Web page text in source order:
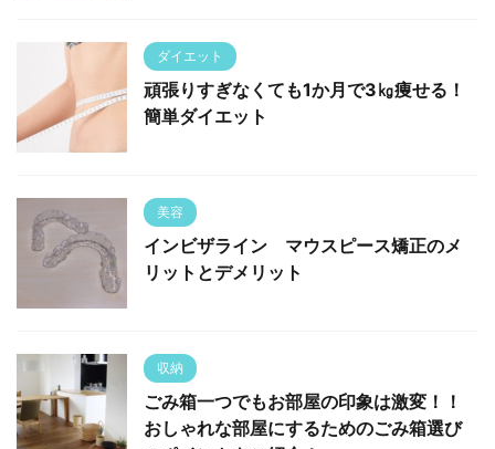
ダイエット
頑張りすぎなくても1か月で3㎏痩せる！
簡単ダイエット
美容
インビザライン マウスピース矯正のメ
リットとデメリット
収納
ごみ箱一つでもお部屋の印象は激変！！
おしゃれな部屋にするためのごみ箱選び